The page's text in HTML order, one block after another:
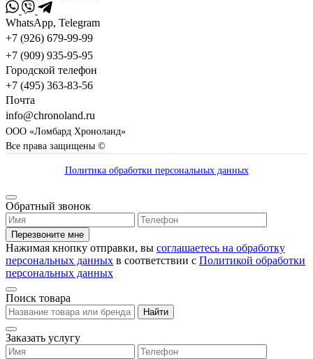
WhatsApp, Telegram
+7 (926) 679-99-99
+7 (909) 935-95-95
Городской телефон
+7 (495) 363-83-56
Почта
info@chronoland.ru
ООО «Ломбард Хроноланд»
Все права защищены ©
Политика обработки персональных данных
Обратный звонок
Перезвоните мне
Нажимая кнопку отправки, вы соглашаетесь на обработку
персональных данных в соответствии с Политикой обработки
персональных данных
Поиск товара
Найти
Заказать услугу